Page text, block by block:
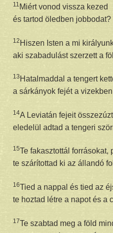
11 Miért vonod vissza kezed
és tartod öledben jobbodat?
12 Hiszen Isten a mi
aki szabadulást szerzett a
13 Hatalmaddal a tengert
a sárkányok fejét a
14A Leviatán fejeit
eledelül adtad a tengeri
15Te fakasztottál forrásokat,
te szárítottad ki az állandó
16Tied a nappal és tied az
te hoztad létre a napot és a
17Te szabtad meg a föld